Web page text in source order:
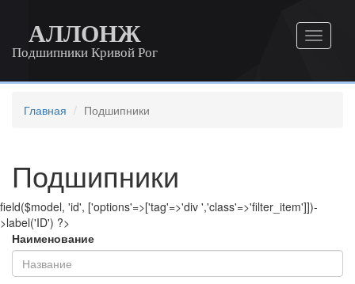
АЛЛОНЖ
Подшипники Кривой Рог
Главная Подшипники
Подшипники
field($model, 'id', ['options'=>['tag'=>'div ','class'=>'filter_item']])-
>label('ID') ?>
Наименование